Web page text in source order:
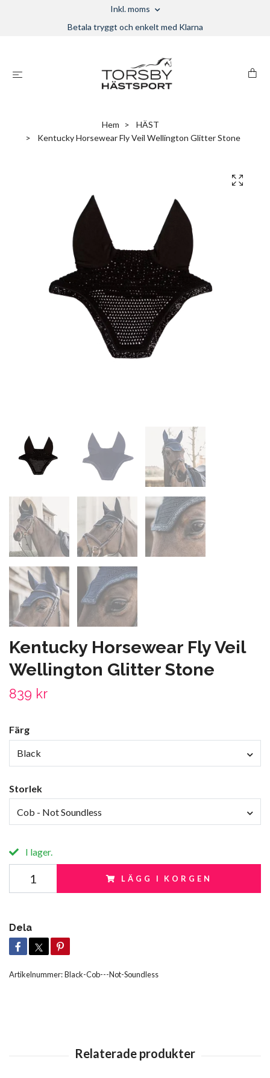
Inkl. moms
Betala tryggt och enkelt med Klarna
Hem
HÄST
Kentucky Horsewear Fly Veil Wellington Glitter Stone
Kentucky Horsewear Fly Veil
Wellington Glitter Stone
839 kr
Färg
Black
Storlek
Cob - Not Soundless
I lager.
LÄGG I KORGEN
Dela
Artikelnummer:Black-Cob---Not-Soundless